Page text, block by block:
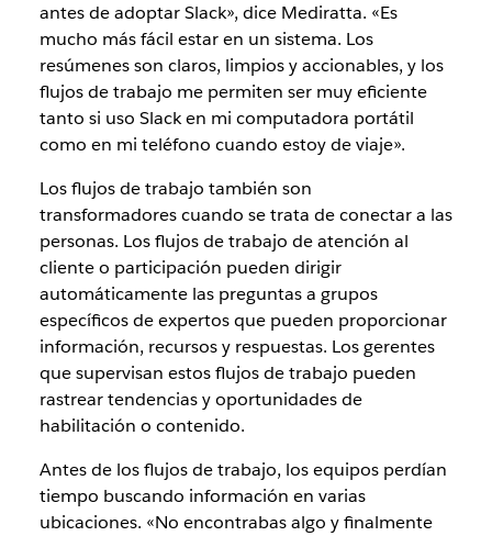
antes de adoptar Slack», dice Mediratta. «Es
mucho más fácil estar en un sistema. Los
resúmenes son claros, limpios y accionables, y los
flujos de trabajo me permiten ser muy eficiente
tanto si uso Slack en mi computadora portátil
como en mi teléfono cuando estoy de viaje».
Los flujos de trabajo también son
transformadores cuando se trata de conectar a las
personas. Los flujos de trabajo de atención al
cliente o participación pueden dirigir
automáticamente las preguntas a grupos
específicos de expertos que pueden proporcionar
información, recursos y respuestas. Los gerentes
que supervisan estos flujos de trabajo pueden
rastrear tendencias y oportunidades de
habilitación o contenido.
Antes de los flujos de trabajo, los equipos perdían
tiempo buscando información en varias
ubicaciones. «No encontrabas algo y finalmente